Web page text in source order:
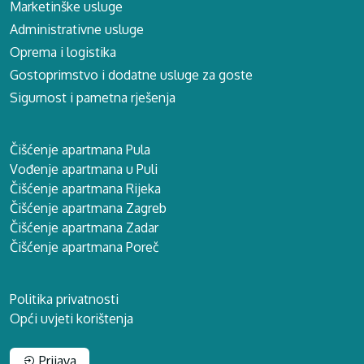
Marketinške usluge
Administrativne usluge
Oprema i logistika
Gostoprimstvo i dodatne usluge za goste
Sigurnost i pametna rješenja
Čišćenje apartmana Pula
Vođenje apartmana u Puli
Čišćenje apartmana Rijeka
Čišćenje apartmana Zagreb
Čišćenje apartmana Zadar
Čišćenje apartmana Poreč
Politika privatnosti
Opći uvjeti korištenja
Prijava